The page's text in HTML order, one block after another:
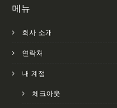
메뉴
회사 소개
연락처
내 계정
체크아웃